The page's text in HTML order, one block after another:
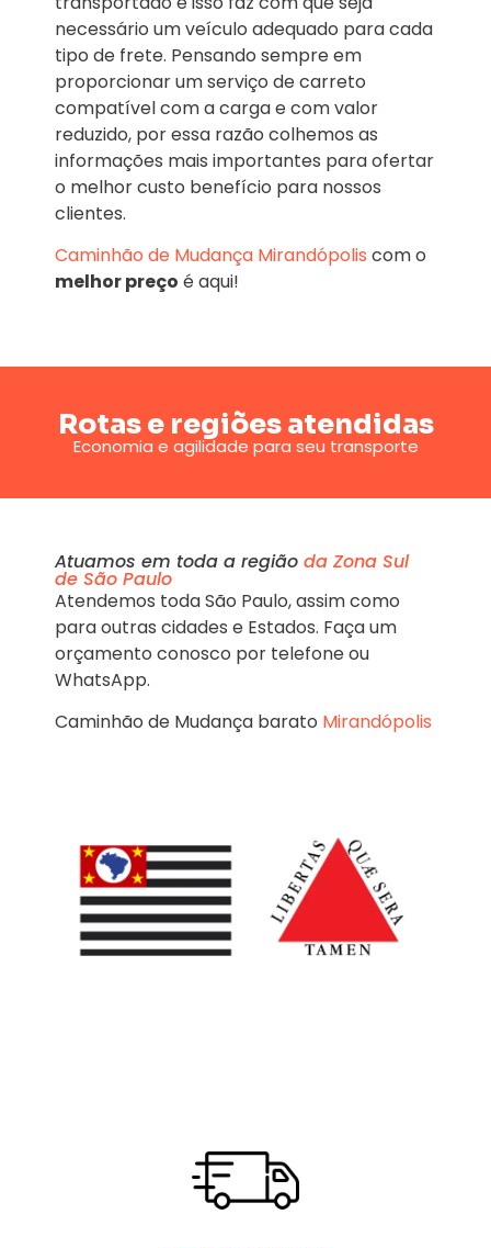
necessário um veículo adequado para cada
tipo de frete. Pensando sempre em
proporcionar um serviço de carreto
compatível com a carga e com valor
reduzido, por essa razão colhemos as
informações mais importantes para ofertar
o melhor custo benefício para nossos
clientes.
Caminhão de Mudança Mirandópolis com o
melhor preço é aqui!
Rotas e regiões atendidas
Economia e agilidade para seu transporte
Atuamos em toda a região da Zona Sul
de São Paulo
Atendemos toda São Paulo, assim como
para outras cidades e Estados. Faça um
orçamento conosco por telefone ou
WhatsApp.
Caminhão de Mudança barato Mirandópolis